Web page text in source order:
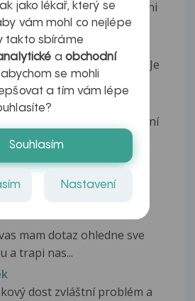
mesicu),rostou zuby horni
natekle...
se Vás zeptat na názor. Je
jeden...
mě strašně bolí prořezávání
co na bolest...
9.mesicu miminko ma
minuly tyden...
mam dotaz ohledne sve
a trapi nas...
dost zvláštní problém a
jako lékař, který se
vám mohl co nejlépe
takto sbíráme
a obchodní
se mohli
a tím vám lépe
Souhlasím
Nastavení